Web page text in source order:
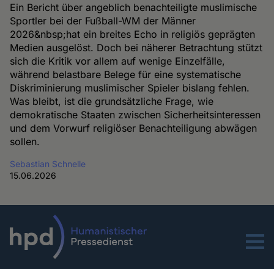
Ein Bericht über angeblich benachteiligte muslimische
Sportler bei der Fußball-WM der Männer
2026&nbsp;hat ein breites Echo in religiös geprägten
Medien ausgelöst. Doch bei näherer Betrachtung stützt
sich die Kritik vor allem auf wenige Einzelfälle,
während belastbare Belege für eine systematische
Diskriminierung muslimischer Spieler bislang fehlen.
Was bleibt, ist die grundsätzliche Frage, wie
demokratische Staaten zwischen Sicherheitsinteressen
und dem Vorwurf religiöser Benachteiligung abwägen
sollen.
Sebastian Schnelle
15.06.2026
Menu